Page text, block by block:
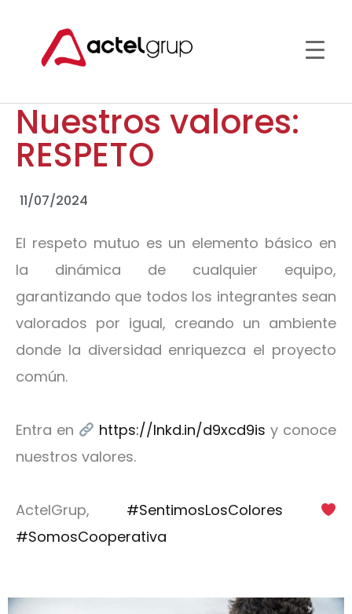
Nuestros valores:
RESPETO
11/07/2024
El respeto mutuo es un elemento básico en
la dinámica de cualquier equipo,
garantizando que todos los integrantes sean
valorados por igual, creando un ambiente
donde la diversidad enriquezca el proyecto
común.
Entra en https://lnkd.in/d9xcd9is y conoce
nuestros valores.
ActelGrup, #SentimosLosColores
#SomosCooperativa